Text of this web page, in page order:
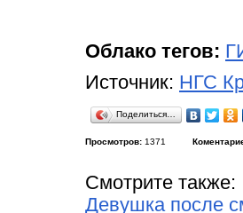
Облако тегов:
Источник: НГС
Поделиться…
Просмотров: 1371
Смотрите также:
Девушка после